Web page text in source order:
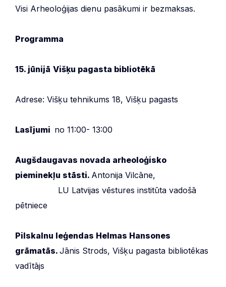
Visi Arheoloģijas dienu pasākumi ir bezmaksas.
Programma
15. jūnijā Višķu pagasta bibliotēkā
Adrese: Višķu tehnikums 18, Višķu pagasts
Lasījumi no 11:00- 13:00
Augšdaugavas novada arheoloģisko
pieminekļu stāsti. Antonija Vilcāne,
LU Latvijas vēstures institūta vadošā
pētniece
Pilskalnu leģendas Helmas Hansones
grāmatās. Jānis Strods, Višķu pagasta bibliotēkas
vadītājs